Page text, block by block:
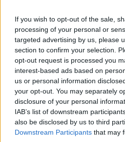
If you wish to opt-out of the sale,
processing of your personal or
targeted advertising by us, please
section to confirm your selection.
opt-out request is processed you
interest-based ads based on
us or personal information
your opt-out. You may separately
disclosure of your personal
IAB’s list of downstream
also be disclosed by us to third
Downstream Participants that may
Mi lett Alain Delon
csavar a sztoriban
HÍREK 2026. júl. 19.
FRISS
Megjött a kimutatás:
sikerült megtakarítani a